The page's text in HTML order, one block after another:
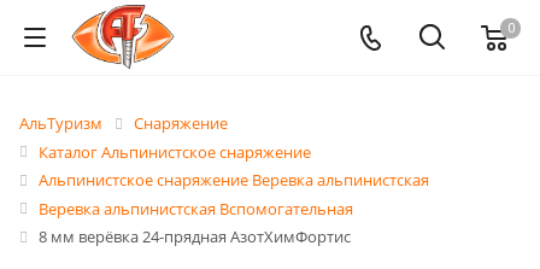
0
АльТуризм
Снаряжение
Каталог Альпинистское снаряжение
Альпинистское снаряжение Веревка альпинистская
Веревка альпинистская Вспомогательная
8 мм верёвка 24-прядная АзотХимФортис